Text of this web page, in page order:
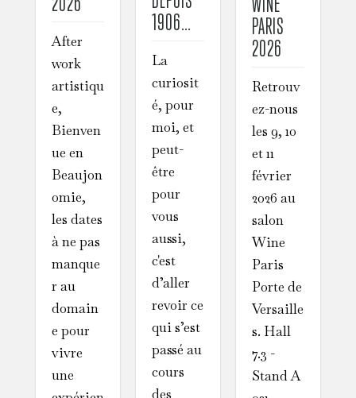
After
work
artistiqu
e,
Bienven
ue en
Beaujon
omie,
les dates
à ne pas
manque
r au
domain
e pour
vivre
une
1906…
La
curiosit
é, pour
moi, et
peut-
être
pour
vous
aussi,
c'est
d’aller
revoir ce
qui s’est
passé au
cours
des
PARIS
2026
Retrouv
ez-nous
les 9, 10
et 11
février
2026 au
salon
Wine
Paris
Porte de
Versaille
s. Hall
7.3 -
Stand A